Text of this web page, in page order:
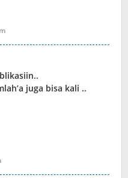
juga bisa kali ..